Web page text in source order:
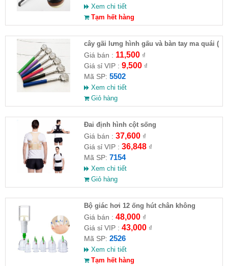
Xem chi tiết
Tạm hết hàng
cây gãi lưng hình gấu và bàn tay ma quái (
giao ngẫu nhiên )
Giá bán : 11,500₫
Giá sỉ VIP : 9,500₫
Mã SP: 5502
Xem chi tiết
Giỏ hàng
Đai định hình cột sống
Giá bán : 37,600₫
Giá sỉ VIP : 36,848₫
Mã SP: 7154
Xem chi tiết
Giỏ hàng
Bộ giác hơi 12 ống hút chân không
Giá bán : 48,000₫
Giá sỉ VIP : 43,000₫
Mã SP: 2526
Xem chi tiết
Tạm hết hàng